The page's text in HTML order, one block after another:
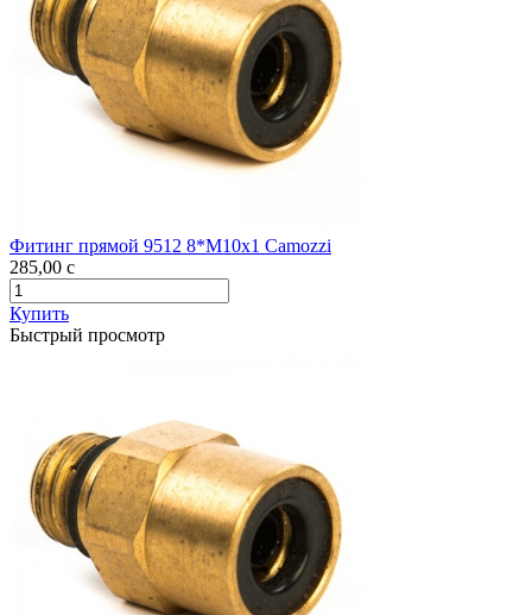
Фитинг прямой 9512 8*M10х1 Camozzi
285,00 c
Купить
Быстрый просмотр